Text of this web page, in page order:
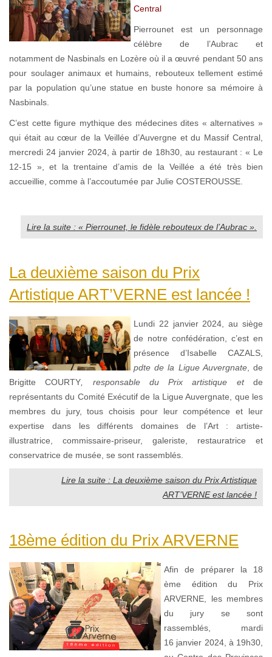
Central
Pierrounet est un personnage
célèbre de l’Aubrac et
notamment de Nasbinals en Lozère où il a œuvré pendant 50 ans
pour soulager animaux et humains, rebouteux tellement estimé
par la population qu’une statue en buste honore sa mémoire à
Nasbinals.
C’est cette figure mythique des médecines dites « alternatives »
qui était au cœur de la Veillée d’Auvergne et du Massif Central,
mercredi 24 janvier 2024, à partir de 18h30, au restaurant : « Le
12-15 », et la trentaine d’amis de la Veillée a été très bien
accueillie, comme à l’accoutumée par Julie COSTEROUSSE.
Lire la suite : « Pierrounet, le fidèle rebouteux de l’Aubrac ».
La deuxième saison du Prix
Artistique ART’VERNE est lancée !
Lundi 22 janvier 2024, au siège
de notre confédération, c’est en
présence d’Isabelle CAZALS,
pdte de la Ligue Auvergnate, de
Brigitte COURTY, responsable du Prix artistique etde
représentants du Comité Exécutif de la Ligue Auvergnate, que les
membres du jury, tous choisis pour leur compétence et leur
expertise dans les différents domaines de l’Art : artiste-
illustratrice, commissaire-priseur, galeriste, restauratrice et
conservatrice de musée, se sont rassemblés.
Lire la suite : La deuxième saison du Prix Artistique
ART’VERNE est lancée !
18ème édition du Prix ARVERNE
Afin de préparer la 18
ème édition du Prix
ARVERNE, les membres
du jury se sont
rassemblés, mardi
16 janvier 2024, à 19h30,